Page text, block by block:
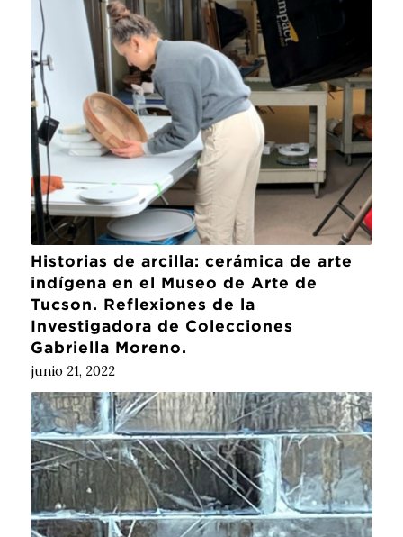
Historias de arcilla: cerámica de arte
indígena en el Museo de Arte de
Tucson. Reflexiones de la
Investigadora de Colecciones
Gabriella Moreno.
junio 21, 2022